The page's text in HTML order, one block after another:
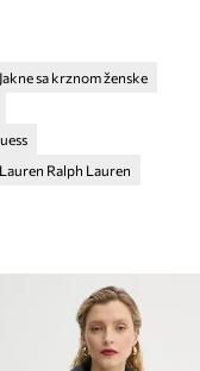
Jakne sa krznom ženske
Ralph Lauren